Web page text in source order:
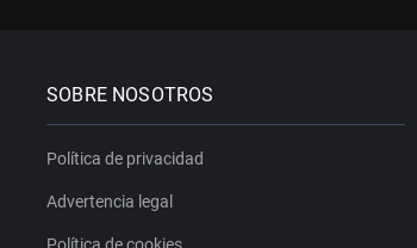
SOBRE NOSOTROS
Política de privacidad
Advertencia legal